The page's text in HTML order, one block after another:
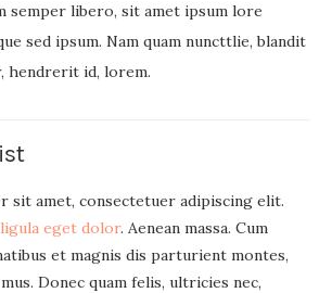
semper libero, sit amet ipsum lore
sed ipsum. Nam quam nuncttlie, blandit
hendrerit id, lorem.
sit amet, consectetuer adipiscing elit.
eget dolor. Aenean massa. Cum
et magnis dis parturient montes,
Donec quam felis, ultricies nec,